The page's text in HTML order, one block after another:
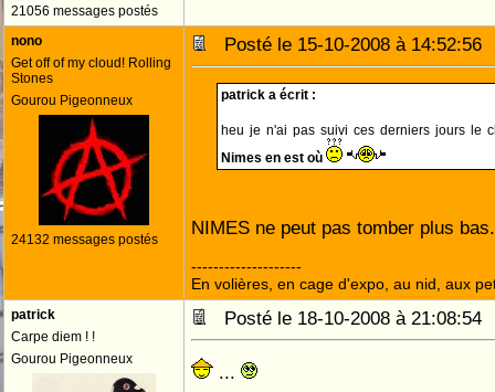
21056 messages postés
nono
Get off of my cloud! Rolling
Stones
Gourou Pigeonneux
24132 messages postés
Posté le 15-10-2008 à
patrick a écrit :
heu je n'ai pas suivi ces derniers jours le
Nimes en est où
NIMES ne peut pas tomber plus
--------------------
En volières, en cage d'expo, au nid, aux
patrick
Carpe diem ! !
Gourou Pigeonneux
Posté le 18-10-2008 à
...